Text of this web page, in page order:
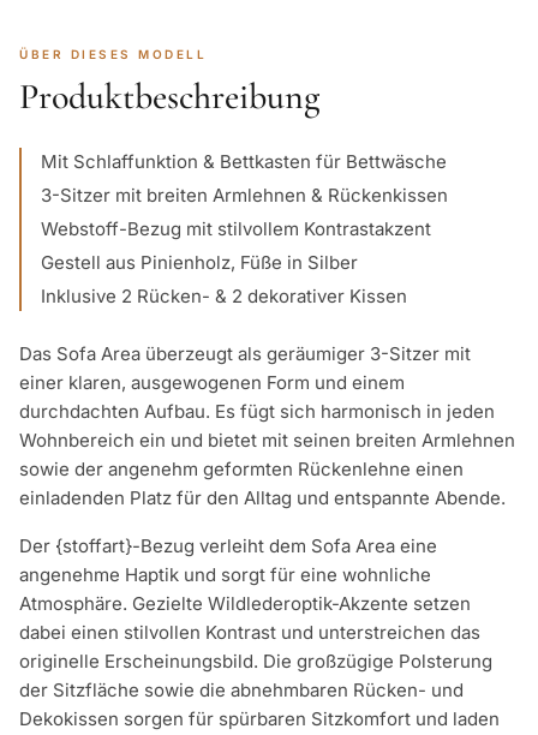
ÜBER DIESES MODELL
Produktbeschreibung
Mit Schlaffunktion & Bettkasten für Bettwäsche
3-Sitzer mit breiten Armlehnen & Rückenkissen
Webstoff-Bezug mit stilvollem Kontrastakzent
Gestell aus Pinienholz, Füße in Silber
Inklusive 2 Rücken- & 2 dekorativer Kissen
Das Sofa Area überzeugt als geräumiger 3-Sitzer mit
einer klaren, ausgewogenen Form und einem
durchdachten Aufbau. Es fügt sich harmonisch in jeden
Wohnbereich ein und bietet mit seinen breiten Armlehnen
sowie der angenehm geformten Rückenlehne einen
einladenden Platz für den Alltag und entspannte Abende.
Der {stoffart}-Bezug verleiht dem Sofa Area eine
angenehme Haptik und sorgt für eine wohnliche
Atmosphäre. Gezielte Wildlederoptik-Akzente setzen
dabei einen stilvollen Kontrast und unterstreichen das
originelle Erscheinungsbild. Die großzügige Polsterung
der Sitzfläche sowie die abnehmbaren Rücken- und
Dekokissen sorgen für spürbaren Sitzkomfort und laden